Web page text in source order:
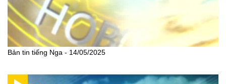
Bản tin tiếng Nga - 14/05/2025